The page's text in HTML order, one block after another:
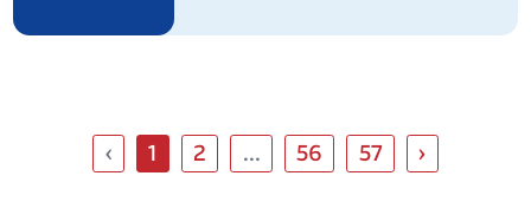
‹ 1 2 ... 56 57 ›